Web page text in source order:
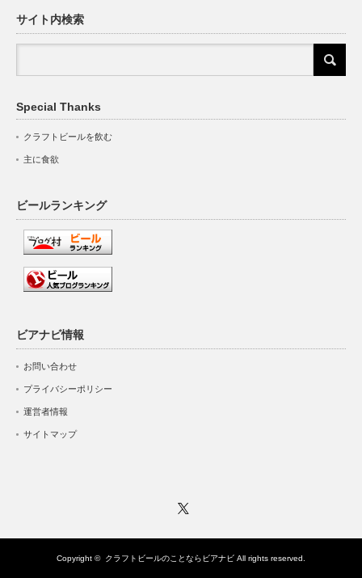
サイト内検索
Special Thanks
クラフトビールを飲む
主に食欲
ビールランキング
ビアナビ情報
お問い合わせ
プライバシーポリシー
運営者情報
サイトマップ
Copyright © クラフトビールのことならビアナビ All rights reserved.